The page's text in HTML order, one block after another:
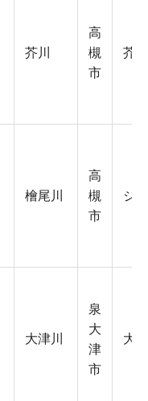
芥川
高
槻
市
芥
檜尾川
高
槻
市
ジ
大津川
泉
大
津
市
大